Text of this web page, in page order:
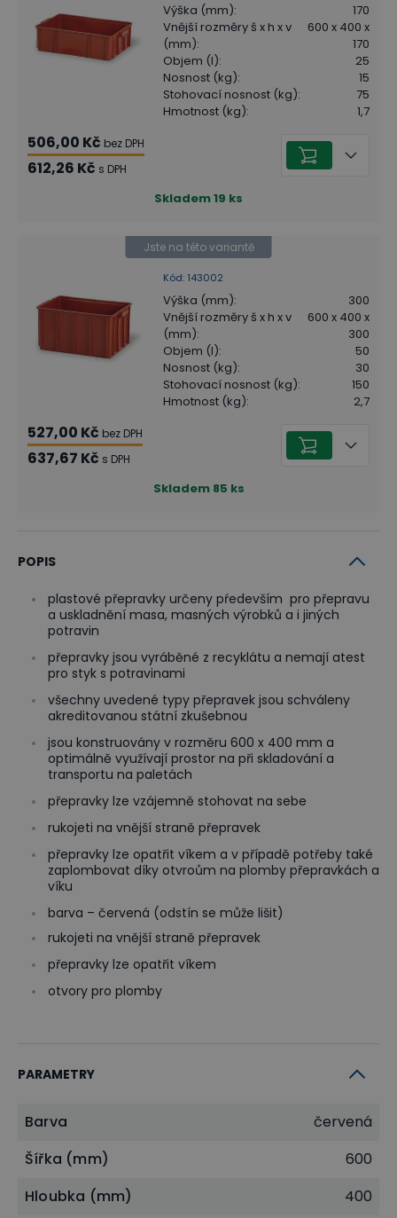
Výška (mm):
170
Vnější rozměry š x h x v
(mm):
600 x 400 x
170
Objem (l):
25
Nosnost (kg):
15
Stohovací nosnost (kg):
75
Hmotnost (kg): 1,7
506,00 Kč bez DPH
612,26 Kč s DPH
Skladem19 ks
Kód: 143002
Jste na této variantě
Výška (mm):
300
Vnější rozměry š x h x v
(mm):
600 x 400 x
300
Objem (l):
50
Nosnost (kg):
30
Stohovací nosnost (kg):
150
Hmotnost (kg): 2,7
527,00 Kč bez DPH
637,67 Kč s DPH
Skladem 85 ks
POPIS
plastové přepravky určeny pŕedevším pro přepravu
a uskladnění masa, masných výrobků a i jiných
potravin
přepravky jsou vyráběné z recyklátu a nemají atest
pro styk s potravinami
všechny uvedené typy přepravek jsou schváleny
akreditovanou státní zkušebnou
jsou konstruovány v rozměru 600 x 400 mm a
optimálně využívají prostor na při skladování a
transportu na paletách
přepravky lze vzájemně stohovat na sebe
rukojeti na vnější straně přepravek
přepravky lze opatřit víkem a v případě potřeby také
zaplombovat díky otvroům na plomby přepravkách a
víku
barva – červená (odstín se může lišit)
rukojeti na vnější straně přepravek
přepravky lze opatřit víkem
otvory pro plomby
PARAMETRY
Barva
červená
Šířka (mm)
600
Hloubka (mm)
400